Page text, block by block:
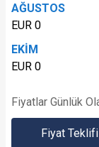
AĞUSTOS
EUR 0
EKİM
EUR 0
Fiyatlar Günlük
Fiyat Teklifi